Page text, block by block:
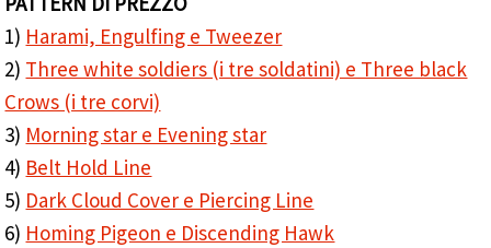
1) Harami, Engulfing e Tweezer
2) Three white soldiers (i tre soldatini) e Three black
Crows (i tre corvi)
3) Morning star e Evening star
4) Belt Hold Line
5) Dark Cloud Cover e Piercing Line
6) Homing Pigeon e Discending Hawk